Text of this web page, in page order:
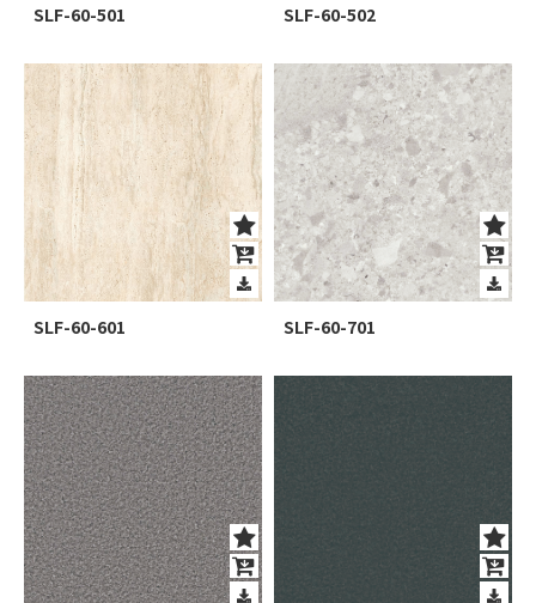
SLF-60-501 SLF-60-502
SLF-60-601 SLF-60-701